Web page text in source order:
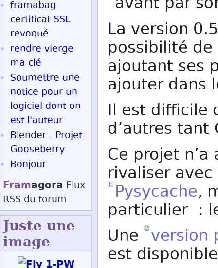
La version
possibilité
ajoutant ses
ajouter dans
Il est difficile
d’autres tant
Ce projet
rivaliser avec
Pysycache,
particulier :
Une version
est
framabag
certificat SSL
revoqué
rendre vierge
ma clé
Soumettre une
notice pour un
logiciel dont on
est l'auteur
Blender - Projet
Gooseberry
Bonjour
Framagora Flux
RSS du forum
Juste une
image